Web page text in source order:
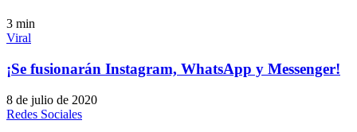
3 min
Viral
¡Se fusionarán Instagram, WhatsApp y Messenger!
8 de julio de 2020
Redes Sociales